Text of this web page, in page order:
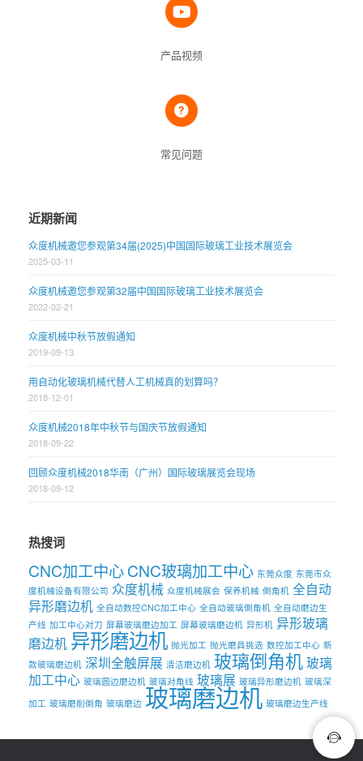
产品视频
常见问题
近期新闻
众度机械邀您参观第34届(2025)中国国际玻璃工业技术展览会
2025-03-11
众度机械邀您参观第32届中国国际玻璃工业技术展览会
2022-02-21
众度机械中秋节放假通知
2019-09-13
用自动化玻璃机械代替人工机械真的划算吗？
2018-12-01
众度机械2018年中秋节与国庆节放假通知
2018-09-22
回顾众度机械2018华南（广州）国际玻璃展览会现场
2018-09-12
热搜词
CNC加工中心CNC玻璃加工中心 东莞众度 东莞市众
度机械设备有限公司 众度机械 众度机械展会 保养机械 倒角机 全自动
异形磨边机 全自动数控CNC加工中心 全自动玻璃倒角机 全自动磨边生
产线 加工中心对刀 屏幕玻璃磨边加工 屏幕玻璃磨边机 异形机 异形玻璃
磨边机 异形磨边机 抛光加工 抛光磨具挑选 数控加工中心 新
款玻璃磨边机 深圳全触屏展 清洁磨边机 玻璃倒角机玻璃
加工中心 玻璃圆边磨边机 玻璃对角线 玻璃展 玻璃异形磨边机 玻璃深
加工 玻璃磨削倒角 玻璃磨边 玻璃磨边机 玻璃磨边生产线